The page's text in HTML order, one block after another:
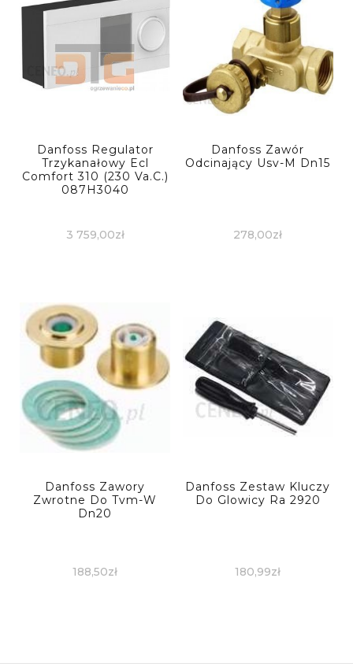
Danfoss Regulator
Trzykanałowy Ecl
Comfort 310 (230 Va.C.)
087H3040
3 759,00zł
Danfoss Zawór
Odcinający Usv-M Dn15
278,00zł
Danfoss Zawory
Zwrotne Do Tvm-W
Dn20
188,50zł
Danfoss Zestaw Kluczy
Do Glowicy Ra 2920
180,99zł